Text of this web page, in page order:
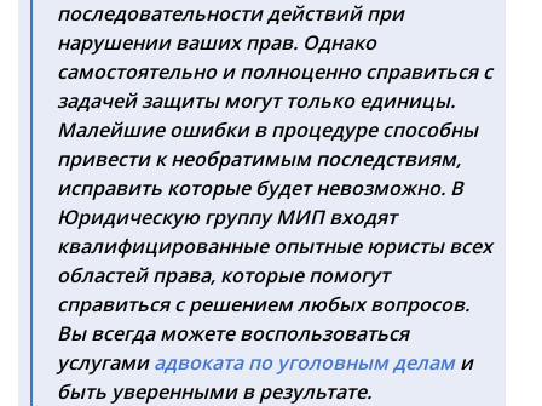
последовательности действий при
нарушении ваших прав. Однако
самостоятельно и полноценно справиться с
задачей защиты могут только единицы.
Малейшие ошибки в процедуре способны
привести к необратимым последствиям,
исправить которые будет невозможно. В
Юридическую группу МИП входят
квалифицированные опытные юристы всех
областей права, которые помогут
справиться с решением любых вопросов.
Вы всегда можете воспользоваться
услугамиадвоката по уголовным делами
быть уверенными в результате.